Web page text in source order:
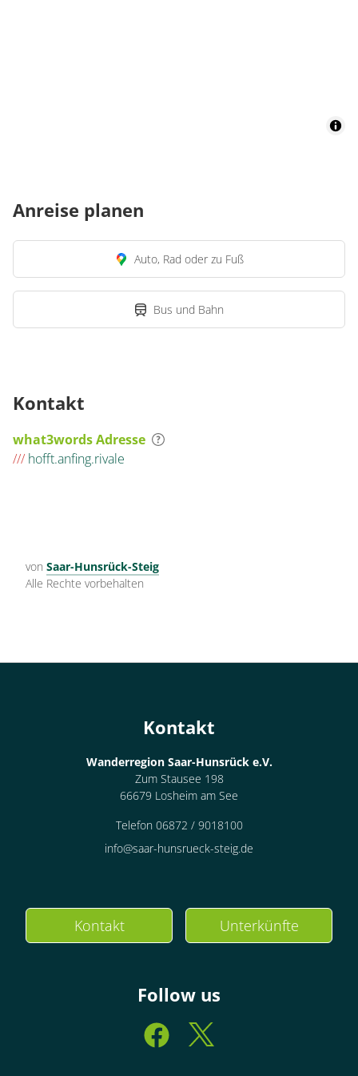
Anreise planen
Auto, Rad oder zu Fuß
Bus und Bahn
Kontakt
what3words Adresse
/// hofft.anfing.rivale
von Saar-Hunsrück-Steig
Alle Rechte vorbehalten
Kontakt
Wanderregion Saar-Hunsrück e.V.
Zum Stausee 198
66679 Losheim am See
Telefon 06872 / 9018100
info@saar-hunsrueck-steig.de
Kontakt Unterkünfte
Follow us